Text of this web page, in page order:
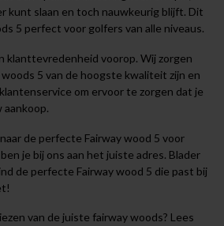
kunt slaan en toch nauwkeurig blijft. Dit
5 perfect voor golfers van alle niveaus.
klanttevredenheid voorop. Wij zorgen
5 van de hoogste kwaliteit zijn en
om ervoor te zorgen dat je
de perfecte Fairway wood 5 voor
je bij ons aan het juiste adres. Blader
de perfecte Fairway wood 5 die past bij
van de juiste fairway woods? Lees